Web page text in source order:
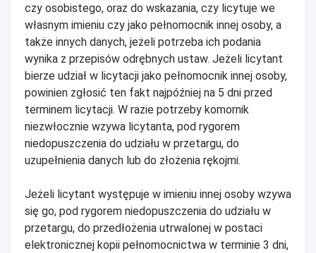
czy osobistego, oraz do wskazania, czy licytuje we
własnym imieniu czy jako pełnomocnik innej osoby, a
także innych danych, jeżeli potrzeba ich podania
wynika z przepisów odrębnych ustaw. Jeżeli licytant
bierze udział w licytacji jako pełnomocnik innej osoby,
powinien zgłosić ten fakt najpóźniej na 5 dni przed
terminem licytacji. W razie potrzeby komornik
niezwłocznie wzywa licytanta, pod rygorem
niedopuszczenia do udziału w przetargu, do
uzupełnienia danych lub do złożenia rękojmi.
Jeżeli licytant występuje w imieniu innej osoby wzywa
się go, pod rygorem niedopuszczenia do udziału w
przetargu, do przedłożenia utrwalonej w postaci
elektronicznej kopii pełnomocnictwa w terminie 3 dni,